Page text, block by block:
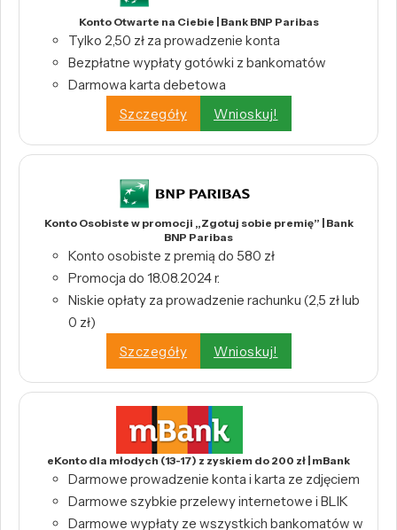
Konto Otwarte na Ciebie | Bank BNP Paribas
Tylko 2,50 zł za prowadzenie konta
Bezpłatne wypłaty gotówki z bankomatów
Darmowa karta debetowa
Szczegóły
Wnioskuj!
Konto Osobiste w promocji „Zgotuj sobie premię” | Bank
BNP Paribas
Konto osobiste z premią do 580 zł
Promocja do 18.08.2024 r.
Niskie opłaty za prowadzenie rachunku (2,5 zł lub
0 zł)
Szczegóły
Wnioskuj!
eKonto dla młodych (13-17) z zyskiem do 200 zł | mBank
Darmowe prowadzenie konta i karta ze zdjęciem
Darmowe szybkie przelewy internetowe i BLIK
Darmowe wypłaty ze wszystkich bankomatów w